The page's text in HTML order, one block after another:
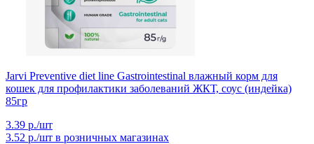
Jarvi Preventive diet line Gastrointestinal влажный корм для
кошек для профилактики заболеваний ЖКТ, соус (индейка)
85гр
3.39 р./шт
3.52 р./шт в розничных магазинах